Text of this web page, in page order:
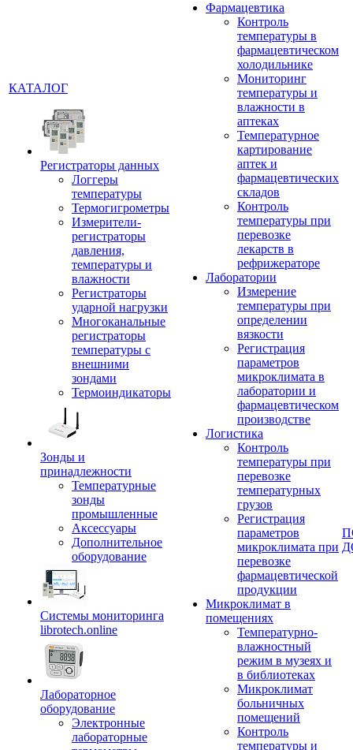
КАТАЛОГ
Регистраторы данных
Логгеры
температуры
Термогигрометры
Измерители-
регистраторы
давления,
температуры и
влажности
Регистраторы
ударной нагрузки
Многоканальные
регистраторы
температуры с
внешними
зондами
Термоиндикаторы
Зонды и
принадлежности
Температурные
зонды
промышленные
Аксессуары
Дополнительное
оборудование
Системы мониторинга
librotech.online
Лабораторное
оборудование
Электронные
лабораторные
Фармацевтика
Контроль
температуры в
фармацевтическом
холодильнике
Мониторинг
температуры и
влажности в
аптеках
Температурное
картирование
аптек и
фармацевтических
складов
Контроль
температуры при
перевозке
лекарств в
рефрижераторе
Лаборатории
Измерение
температуры при
определении
вязкости
Регистрация
параметров
микроклимата в
лаборатории и
фармацевтическом
производстве
Логистика
Контроль
температуры при
перевозке
температурных
грузов
Регистрация
параметров
микроклимата при
перевозке
фармацевтической
продукции
Микроклимат в
помещениях
Температурно-
влажностный
режим в музеях и
в библиотеках
Микроклимат
больничных
помещений
Контроль
температуры и